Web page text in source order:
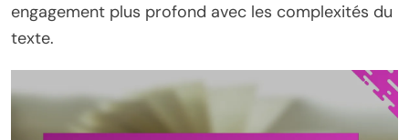
engagement plus profond avec les complexités du
texte.